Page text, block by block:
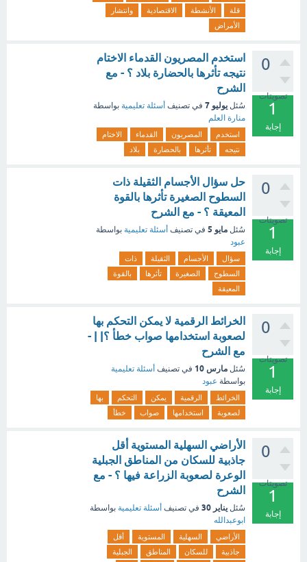
قلة
الأنشطة الاقتصادية
وانتشار
الأمراض
0
تصويتات
1
إجابة
استخدم المصريون القدماء الاختام
نتيجه تأثرها بالحضارة بلاد ؟ - مع
الشرح
سُئل يوليو 7 في تصنيف أسئلة تعليمية بواسطة
منارة العلم
استخدم المصريون القدماء
الاختام
نتيجه
تأثرها بالحضارة بلاد
0
تصويتات
1
إجابة
حل سؤال الأجسام الثقيلة ذات
السطوح الصغيرة تأثرها بالقوة
المعيقة ؟ - مع الشرح
سُئل مايو 5 في تصنيف أسئلة تعليمية بواسطة
عبود
سؤال الأجسام الثقيلة
ذات
السطوح
الصغيرة تأثرها
بالقوة
المعيقة
0
تصويتات
1
إجابة
الخرائط الرقمية لا يمكن التحكم بها
لصعوبة استخدامها صواب خطأ ؟| | -
مع الشرح
سُئل مارس 10 في تصنيف أسئلة تعليمية
بواسطة عبود
الخرائط الرقمية يمكن التحكم
بها
لصعوبة
استخدامها صواب خطأ
0
تصويتات
1
إجابة
الأراضي السهلية المستوية أقل
جاذبية للسكان من المناطق الجبلية
الوعرة لصعوبة الزراعة فيها ؟ - مع
الشرح
سُئل يناير 30 في تصنيف أسئلة تعليمية بواسطة
ابوعبدالله
الأراضي السهلية المستوية
أقل
جاذبية
للسكان المناطق
الجبلية